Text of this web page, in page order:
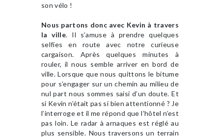
son vélo !
Nous partons donc avec Kevin à travers
la ville. Il s’amuse à prendre quelques
selfies en route avec notre curieuse
cargaison. Après quelques minutes à
rouler, il nous semble arriver en bord de
ville. Lorsque que nous quittons le bitume
pour s’engager sur un chemin au milieu de
nul part nous sommes saisi d’un doute. Et
si Kevin n’était pas si bien attentionné ? Je
l’interroge et il me répond que l’hôtel n’est
pas loin. Le radar à arnaques est réglé au
plus sensible. Nous traversons un terrain